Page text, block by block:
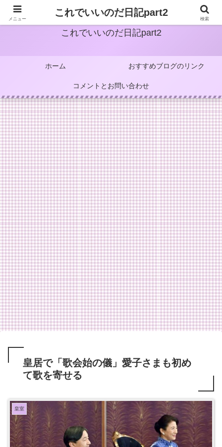
これでいいのだ日記part2
ホーム おすすめブログのリンク
コメントとお問い合わせ
皇居で「歌会始の儀」愛子さまも初め
て歌を寄せる
皇室
メニュー
これでいいのだ日記part2
検索